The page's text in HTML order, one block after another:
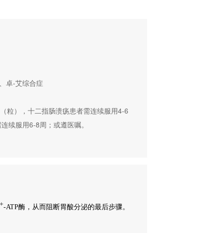
卓-艾综合症
粒），十二指肠溃疡患者需连续服用4-6
续服用6-8周；或遵医嘱。
-ATP酶，从而阻断胃酸分泌的最后步骤。